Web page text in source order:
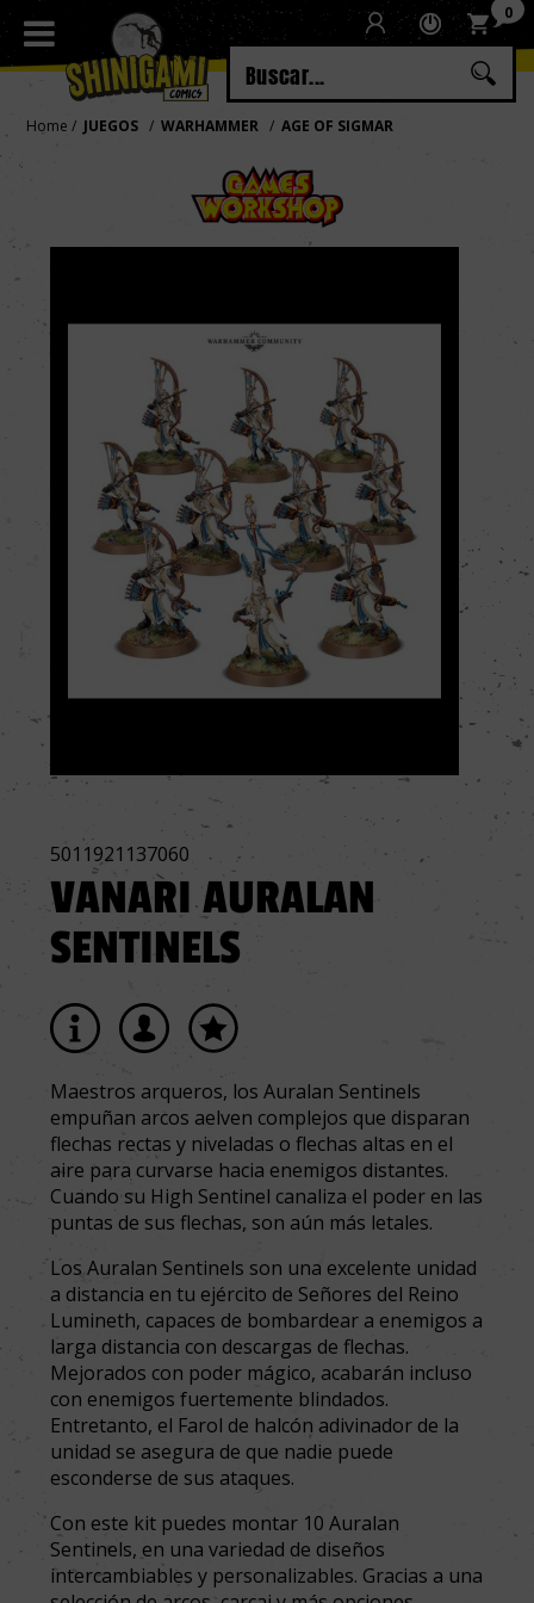
Regístrate
Iniciar sesión 0
Home JUEGOS WARHAMMER AGE OF SIGMAR
5011921137060
VANARI AURALAN
SENTINELS
Maestros arqueros, los Auralan Sentinels
empuñan arcos aelven complejos que disparan
flechas rectas y niveladas o flechas altas en el
aire para curvarse hacia enemigos distantes.
Cuando su High Sentinel canaliza el poder en las
puntas de sus flechas, son aún más letales.
Los Auralan Sentinels son una excelente unidad
a distancia en tu ejército de Señores del Reino
Lumineth, capaces de bombardear a enemigos a
larga distancia con descargas de flechas.
Mejorados con poder mágico, acabarán incluso
con enemigos fuertemente blindados.
Entretanto, el Farol de halcón adivinador de la
unidad se asegura de que nadie puede
esconderse de sus ataques.
Con este kit puedes montar 10 Auralan
Sentinels, en una variedad de diseños
intercambiables y personalizables. Gracias a una